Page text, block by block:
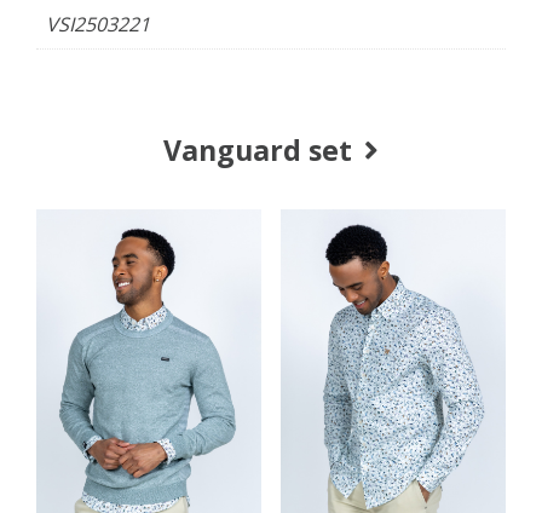
VSI2503221
Vanguard set